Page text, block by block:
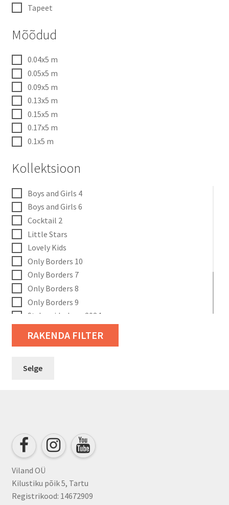
Tapeet
Mõõdud
0.04x5 m
0.05x5 m
0.09x5 m
0.13x5 m
0.15x5 m
0.17x5 m
0.1x5 m
Kollektsioon
Boys and Girls 4
Boys and Girls 6
Cocktail 2
Little Stars
Lovely Kids
Only Borders 10
Only Borders 7
Only Borders 8
Only Borders 9
Styleguide Jung 2024
Versace Wallpaper
RAKENDA FILTER
Selge
Viland OÜ
Kilustiku põik 5, Tartu
Registrikood: 14672909